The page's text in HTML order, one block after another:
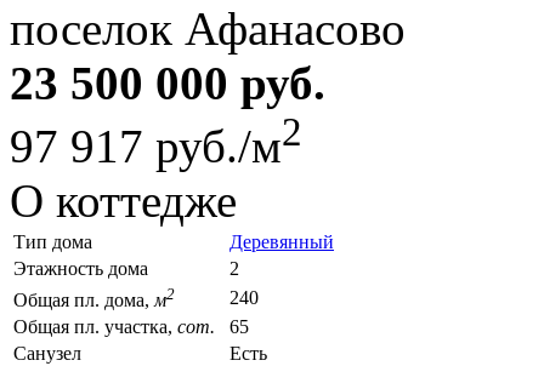
поселок Афанасово
23 500 000 руб.
97 917 руб./м2
О коттедже
Тип дома
Деревянный
Этажность дома
2
Общая пл. дома, м2
240
Общая пл. участка, сот.
65
Санузел
Есть